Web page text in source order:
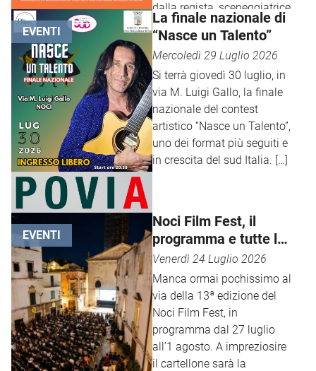
dalla regista, sceneggiatrice
[…]
EVENTI
La finale nazionale di
“Nasce un Talento”
Mercoledì 29 Luglio 2026
Si terrà giovedì 30 luglio, in
via M. Luigi Gallo, la finale
nazionale del contest
artistico “Nasce un Talento”,
uno dei format più seguiti e
in crescita del sud Italia. […]
EVENTI
Noci Film Fest, il
programma e tutte le
novità
Venerdì 24 Luglio 2026
Manca ormai pochissimo al
via della 13ª edizione del
Noci Film Fest, in
programma dal 27 luglio
all’1 agosto. A impreziosire
il cartellone sarà la